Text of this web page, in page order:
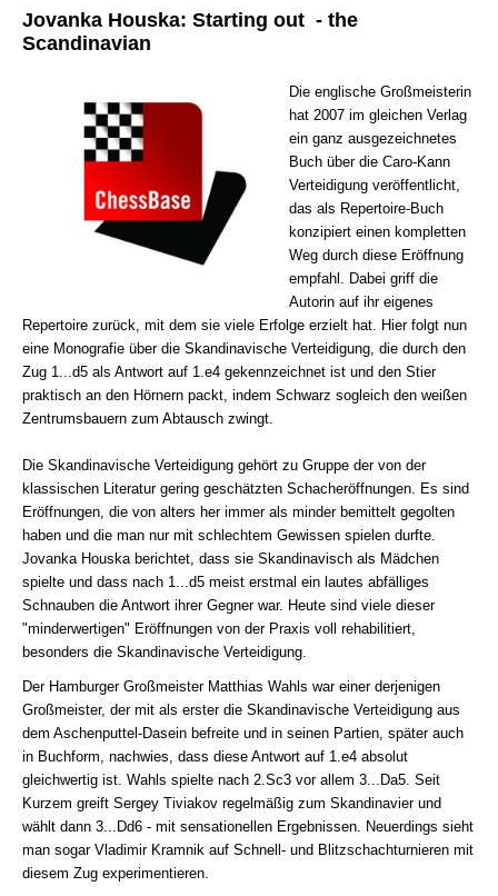
Jovanka Houska: Starting out - the
Scandinavian
Die englische Großmeisterin
hat 2007 im gleichen Verlag
ein ganz ausgezeichnetes
Buch über die Caro-Kann
Verteidigung veröffentlicht,
das als Repertoire-Buch
konzipiert einen kompletten
Weg durch diese Eröffnung
empfahl. Dabei griff die
Autorin auf ihr eigenes
Repertoire zurück, mit dem sie viele Erfolge erzielt hat. Hier folgt nun
eine Monografie über die Skandinavische Verteidigung, die durch den
Zug 1...d5 als Antwort auf 1.e4 gekennzeichnet ist und den Stier
praktisch an den Hörnern packt, indem Schwarz sogleich den weißen
Zentrumsbauern zum Abtausch zwingt.
Die Skandinavische Verteidigung gehört zu Gruppe der von der
klassischen Literatur gering geschätzten Schacheröffnungen. Es sind
Eröffnungen, die von alters her immer als minder bemittelt gegolten
haben und die man nur mit schlechtem Gewissen spielen durfte.
Jovanka Houska berichtet, dass sie Skandinavisch als Mädchen
spielte und dass nach 1...d5 meist erstmal ein lautes abfälliges
Schnauben die Antwort ihrer Gegner war. Heute sind viele dieser
"minderwertigen" Eröffnungen von der Praxis voll rehabilitiert,
besonders die Skandinavische Verteidigung.
Der Hamburger Großmeister Matthias Wahls war einer derjenigen
Großmeister, der mit als erster die Skandinavische Verteidigung aus
dem Aschenputtel-Dasein befreite und in seinen Partien, später auch
in Buchform, nachwies, dass diese Antwort auf 1.e4 absolut
gleichwertig ist. Wahls spielte nach 2.Sc3 vor allem 3...Da5. Seit
Kurzem greift Sergey Tiviakov regelmäßig zum Skandinavier und
wählt dann 3...Dd6 - mit sensationellen Ergebnissen. Neuerdings sieht
man sogar Vladimir Kramnik auf Schnell- und Blitzschachturnieren mit
diesem Zug experimentieren.